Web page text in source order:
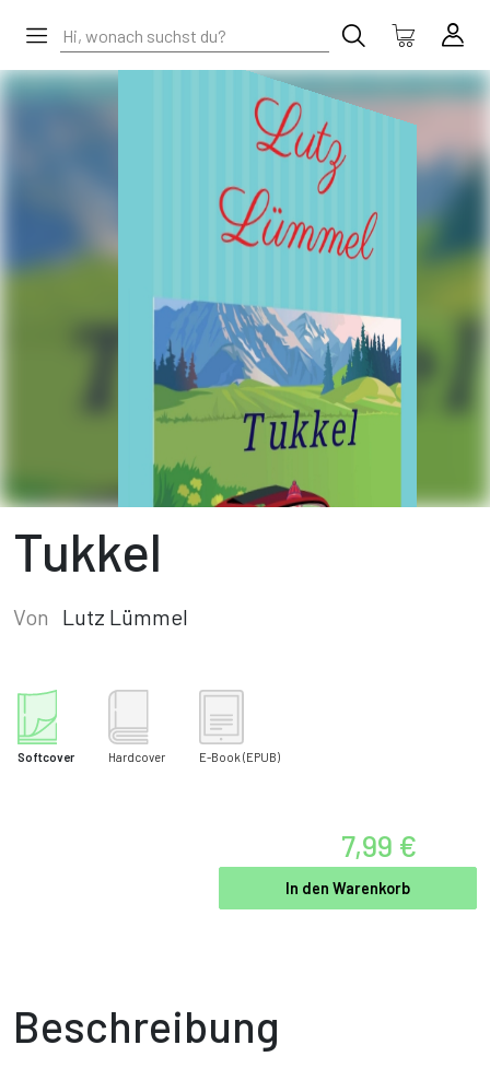
Tukkel
Von Lutz Lümmel
Softcover Hardcover E-Book (EPUB)
7,99 €
In den Warenkorb
Beschreibung